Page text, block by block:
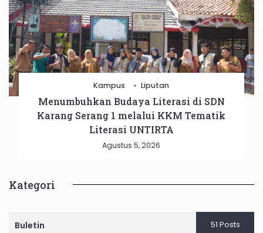
Kampus Liputan
Menumbuhkan Budaya Literasi di SDN
Karang Serang 1 melalui KKM Tematik
Literasi UNTIRTA
Agustus 5, 2026
Kategori
Buletin 51 Posts